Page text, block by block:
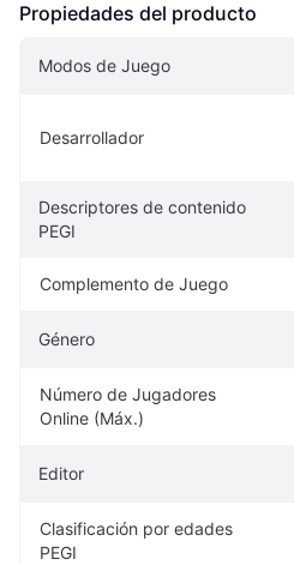
Propiedades del producto
Modos de Juego
Desarrollador
Descriptores de contenido
PEGI
Complemento de Juego
Género
Número de Jugadores
Online (Máx.)
Editor
Clasificación por edades
PEGI